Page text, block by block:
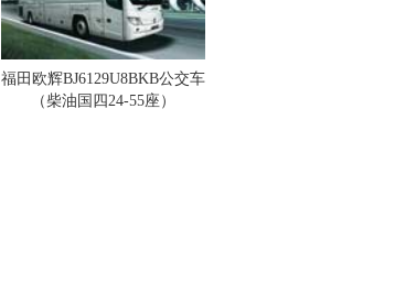
福田欧辉BJ6129U8BKB公交车
（柴油国四24-55座）